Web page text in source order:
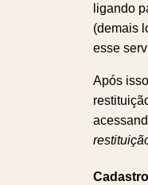
ligando
(demais
esse
Após
Cadastro